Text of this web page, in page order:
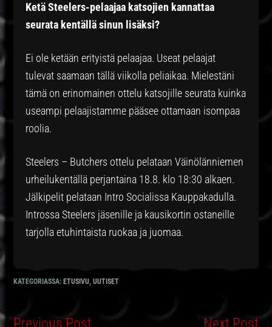
Ketä Steelers-pelaajaa katsojien kannattaa
seurata kentällä sinun lisäksi?
Ei ole ketään erityistä pelaajaa. Useat pelaajat
tulevat saamaan tällä viikolla peliaikaa. Mielestäni
tämä on erinomainen ottelu katsojille seurata kuinka
useampi pelaajistamme pääsee ottamaan isompaa
roolia.
Steelers – Butchers ottelu pelataan Väinölänniemen
urheilukentällä perjantaina 18.8. klo 18:30 alkaen.
Jälkipelit pelataan Intro Socialissa Kauppakadulla.
Introssa Steelers jäsenille ja kausikortin ostaneille
tarjolla etuhintaista ruokaa ja juomaa.
KATEGORIASSA: ETUSIVU,UUTISET
Previous Post Next Post